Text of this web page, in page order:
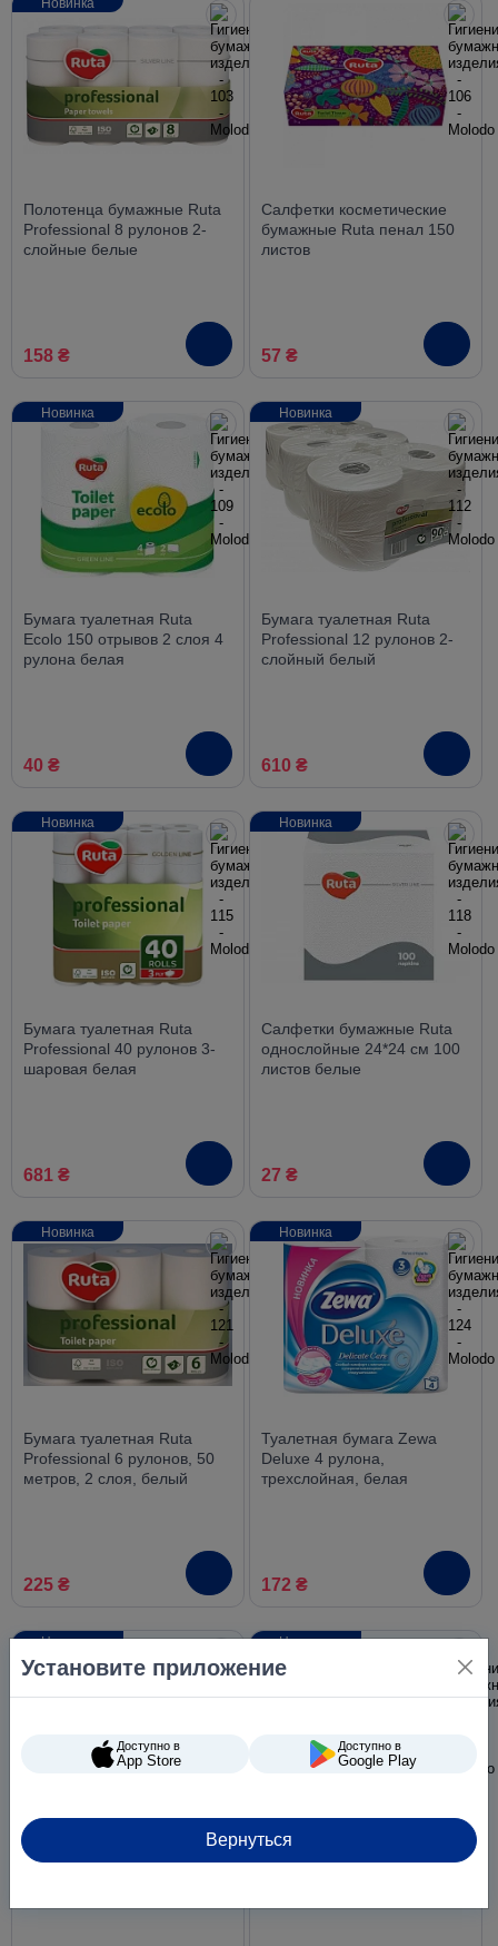
Полотенца бумажные Ruta
Professional 8 рулонов 2-
слойные белые
158 ₴
Новинка
Салфетки косметические
бумажные Ruta пенал 150
листов
57 ₴
Бумага туалетная Ruta
Ecolo 150 отрывов 2 слоя 4
рулона белая
40 ₴
Новинка
Бумага туалетная Ruta
Professional 12 рулонов 2-
слойный белый
610 ₴
Новинка
Бумага туалетная Ruta
Professional 40 рулонов 3-
шаровая белая
681 ₴
Новинка
Салфетки бумажные Ruta
однослойные 24*24 см 100
листов белые
27 ₴
Новинка
Бумага туалетная Ruta
Professional 6 рулонов, 50
метров, 2 слоя, белый
225 ₴
Новинка
Туалетная бумага Zewa
Deluxe 4 рулона,
трехслойная, белая
172 ₴
Новинка
Бумага туалетная Ruta
Ecolo 150 отрывов 2 слоя 8
Новинка
Бумага туалетная Ruta Kids
4 рулона 2 слоя 150
Новинка
Установите приложение
Доступно в
App Store
Доступно в
Google Play
Вернуться